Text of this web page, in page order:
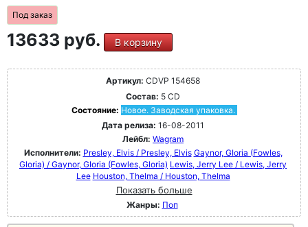
Под заказ
13633 руб. В корзину
Артикул: CDVP 154658
Состав: 5 CD
Состояние: Новое. Заводская упаковка.
Дата релиза: 16-08-2011
Лейбл: Wagram
Исполнители: Presley, Elvis / Presley, Elvis Gaynor, GIoria (Fowles,
Gloria) / Gaynor, GIoria (Fowles, Gloria) Lewis, Jerry Lee / Lewis, Jerry
Lee Houston, Thelma / Houston, Thelma
Показать больше
Жанры: Поп